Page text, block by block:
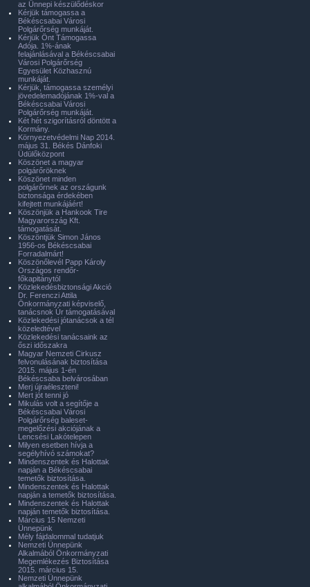
az Ünnepi készülődéskor
Kérjük támogassa a
Békéscsabai Városi
Polgárőrség munkáját.
Kérjük Önt Támogassa
Adója. 1%-ának
felajánlásával a Békéscsabai
Városi Polgárőrség
Egyesület Közhasznú
munkáját.
Kérjük, támogassa személyi
jövedelemadójának 1%-val a
Békéscsabai Városi
Polgárőrség munkáját.
Két hét szigorításról döntött a
Kormány.
Környezetvédelmi Nap 2014.
május 31. Békés Dánfoki
Üdülőközpont
Köszönet a magyar
polgárőröknek
Köszönet minden
polgárőrnek az országunk
biztonsága érdekében
kifejtett munkájáért!
Köszönjük a Hankook Tire
Magyarország Kft.
támogatását.
Köszöntjük Simon János
1956-os Békéscsabai
Forradalmárt!
Köszönőlevél Papp Károly
Országos rendőr-
főkapitánytól
Közlekedésbiztonsági Akció
Dr. Ferenczi Attila
Önkormányzati képviselő,
tanácsnok Úr támogatásával
Közlekedési jótanácsok a tél
közeledtével
Közlekedési tanácsaink az
őszi időszakra
Magyar Nemzeti Cirkusz
felvonulásának biztosítása
2015. május 1-én
Békéscsaba belvárosában
Merj újraéleszteni!
Mert jót tenni jó
Mikulás volt a segítője a
Békéscsabai Városi
Polgárőrség baleset-
megelőzési akciójának a
Lencsési Lakótelepen
Milyen esetben hívja a
segélyhívó számokat?
Mindenszentek és Halottak
napján a Békéscsabai
temetők biztosítása.
Mindenszentek és Halottak
napján a temetők biztosítása.
Mindenszentek és Halottak
napján temetők biztosítása.
Március 15 Nemzeti
Ünnepünk
Mély fájdalommal tudatjuk
Nemzeti Ünnepünk
Alkalmából Önkormányzati
Megemlékezés Biztosítása
2015. március 15.
Nemzeti Ünnepünk